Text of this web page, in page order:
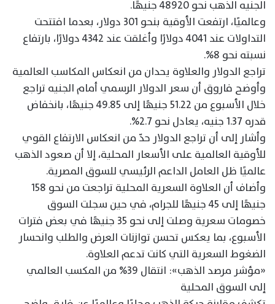
الجنيه الذهب نحو 48920 جنيهًا.
وعالميًا، ارتفعت الأوقية بنحو 301 دولار، بعدما افتتحت
التداولات عند 4041 دولارًا وأغلقت عند 4342 دولارًا، بارتفاع
نسبته نحو 8%.
تراجع الدولار والعلاوة يحدان من انعكاس المكاسب العالمية
وأوضح فاروق أن سعر الدولار الرسمي أمام الجنيه تراجع
خلال الأسبوع من 51.22 جنيهًا إلى 49.85 جنيهًا، بانخفاض
قدره 1.37 جنيه، يعادل نحو 2.7%.
وأشار إلى أن تراجع الدولار حدّ من انعكاس الارتفاع القوي
للأوقية العالمية على الأسعار المحلية، إلا أن صعود الذهب
عالميًا ظل العامل الداعم الرئيسي للسوق المصرية.
وأضاف أن العلاوة السعرية المحلية تراجعت من نحو 158
جنيهًا إلى 45 جنيهًا للجرام، في حين سجلت السوق
خصومات سعرية وصلت إلى نحو 35 جنيهًا في بعض فترات
الأسبوع، بما يعكس تحسن توازنات العرض والطلب وانحسار
الضغوط السعرية التي كانت تدعم العلاوة.
«مؤشر مرصد الذهب»: انتقال 39% من المكسب العالمي
إلى السوق المحلية